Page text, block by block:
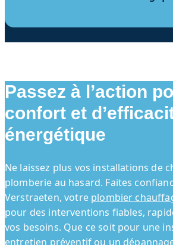
Passez à l’action
confort et
énergétique
Ne laissez plus vos installations de
plomberie au hasard. Faites
Verstraeten, votre plombier
pour des interventions fiables,
vos besoins. Que ce soit pour une
entretien préventif ou un